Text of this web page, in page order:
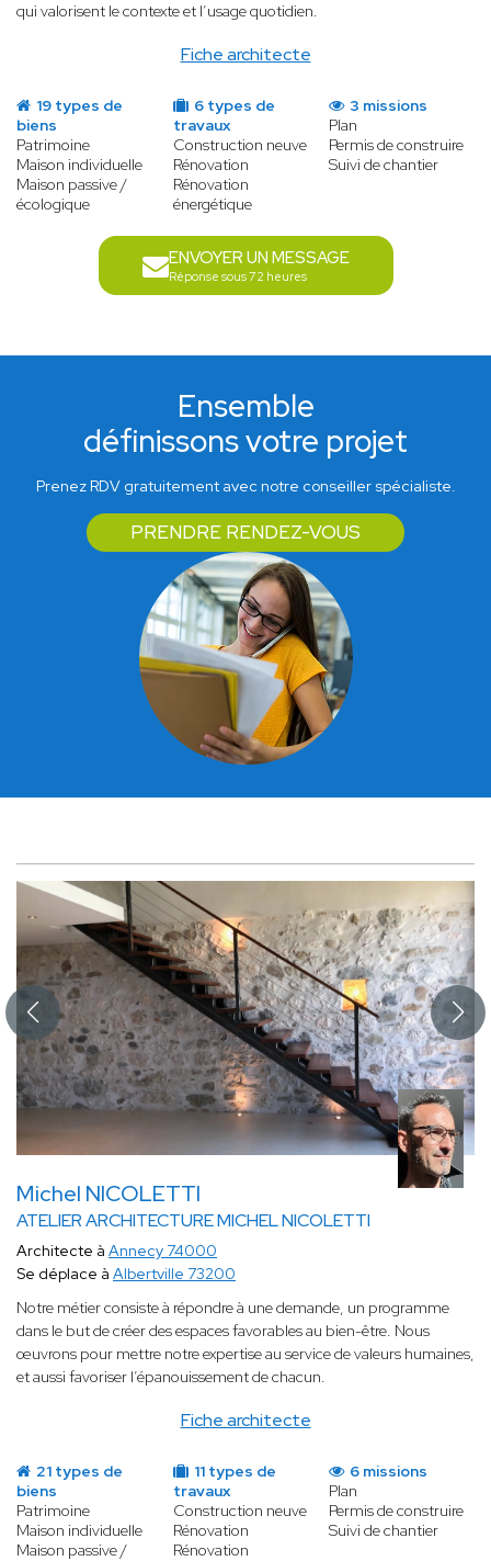
Fiche architecte
qui valorisent le contexte et l’usage quotidien.
19 types de
biens
Patrimoine
Maison individuelle
Maison passive /
écologique
6 types de
travaux
Construction neuve
Rénovation
Rénovation
énergétique
3 missions
Plan
Permis de construire
Suivi de chantier
ENVOYER UN MESSAGE
Réponse sous 72 heures
Ensemble
définissons votre projet
Prenez RDV gratuitement avec notre conseiller spécialiste.
PRENDRE RENDEZ-VOUS
Michel NICOLETTI
ATELIER ARCHITECTURE MICHEL NICOLETTI
Fiche architecte
Architecte à Annecy 74000
Se déplace à Albertville 73200
Notre métier consiste à répondre à une demande, un programme
dans le but de créer des espaces favorables au bien-être. Nous
œuvrons pour mettre notre expertise au service de valeurs humaines,
et aussi favoriser l’épanouissement de chacun.
21 types de
biens
Patrimoine
Maison individuelle
Maison passive /
11 types de
travaux
Construction neuve
Rénovation
Rénovation
6 missions
Plan
Permis de construire
Suivi de chantier